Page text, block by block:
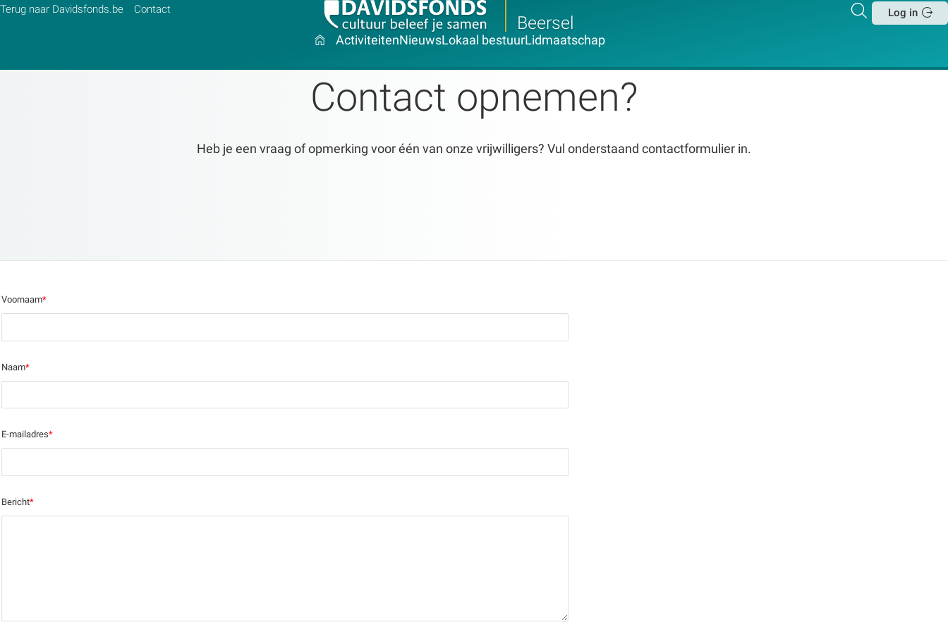
Terug naar Davidsfonds.be Contact
Beersel
Zoeken
Log in
ActiviteitenNieuwsLokaal bestuurLidmaatschap
Contact opnemen?
Heb je een vraag of opmerking voor één van onze vrijwilligers? Vul onderstaand contactformulier in.
Voornaam*
Naam*
E-mailadres*
Bericht*